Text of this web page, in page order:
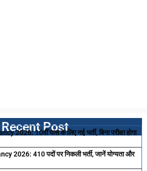
Recent Post
10वीं पास के लिए नई भर्ती, बिना परीक्षा होगा
2026: 410 पदों पर निकली भर्ती, जानें योग्यता और